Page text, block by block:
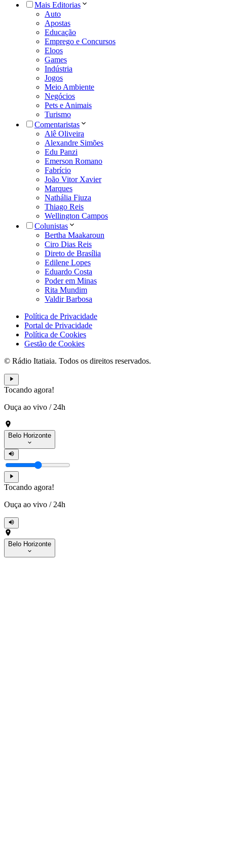
Mais Editorias
Auto
Apostas
Educação
Emprego e Concursos
Eloos
Games
Indústria
Jogos
Meio Ambiente
Negócios
Pets e Animais
Turismo
Comentaristas
Alê Oliveira
Alexandre Simões
Edu Panzi
Emerson Romano
Fabrício
João Vitor Xavier
Marques
Nathália Fiuza
Thiago Reis
Wellington Campos
Colunistas
Bertha Maakaroun
Ciro Dias Reis
Direto de Brasília
Edilene Lopes
Eduardo Costa
Poder em Minas
Rita Mundim
Valdir Barbosa
Política de Privacidade
Portal de Privacidade
Política de Cookies
Gestão de Cookies
© Rádio Itatiaia. Todos os direitos reservados.
Tocando agora!
Ouça ao vivo / 24h
Belo Horizonte
Tocando agora!
Ouça ao vivo / 24h
Belo Horizonte